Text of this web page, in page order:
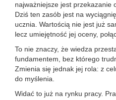
najważniejsze jest przekazanie
Dziś ten zasób jest na
ucznia. Wartością nie jest już
lecz umiejętność jej oceny,
To nie znaczy, że wiedza
fundamentem, bez którego
Zmienia się jednak jej rola: z
do myślenia.
Widać to już na rynku pracy.